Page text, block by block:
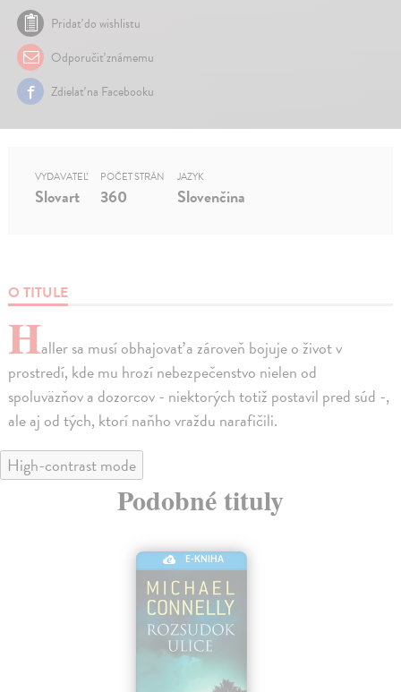
Pridať do wishlistu
Odporučiť známemu
Zdielať na Facebooku
O TITULE
Haller sa musí obhajovať a zároveň bojuje o život v
prostredí, kde mu hrozí nebezpečenstvo nielen od
spoluväzňov a dozorcov - niektorých totiž postavil pred súd -,
ale aj od tých, ktorí naňho vraždu narafičili.
VYDAVATEĽ
Slovart
POČET STRÁN
360
JAZYK
Slovenčina
High-contrast mode
Podobné tituly
E-KNIHA